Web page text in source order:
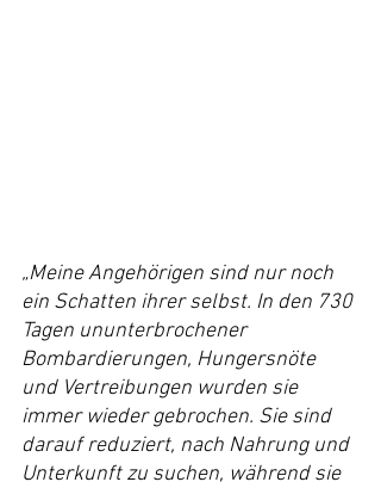
„Meine Angehörigen sind nur noch
ein Schatten ihrer selbst. In den 730
Tagen ununterbrochener
Bombardierungen, Hungersnöte
und Vertreibungen wurden sie
immer wieder gebrochen. Sie sind
darauf reduziert, nach Nahrung und
Unterkunft zu suchen, während sie